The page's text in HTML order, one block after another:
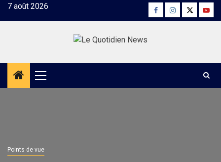
Skip7 août 2026 Facebook
Instagram
Twitter
Primary
Menu
Points de vue